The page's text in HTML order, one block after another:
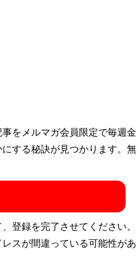
をメルマガ会員限定で毎週金
する秘訣が見つかります。無
登録を完了させてください。
スが間違っている可能性があ